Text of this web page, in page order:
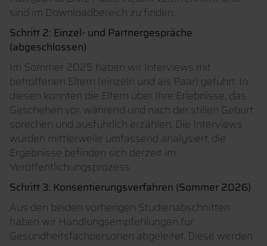
sind im Downloadbereich zu finden.
Schritt 2: Einzel- und Partnergespräche
(abgeschlossen)
Im Sommer 2025 haben wir Interviews mit
betroffenen Eltern (einzeln und als Paar) geführt. In
diesen konnten die Eltern über Ihre Erlebnisse, das
Geschehen vor, während und nach der stillen Geburt
sprechen und ausführlich erzählen. Die Interviews
wurden mittlerweile umfassend analysiert, die
Ergebnisse befinden sich derzeit im
Veröffentlichungsprozess.
Schritt 3: Konsentierungsverfahren (Sommer 2026)
Aus den beiden vorherigen Studienabschnitten
haben wir Handlungsempfehlungen für
Gesundheitsfachpersonen abgeleitet. Diese werden